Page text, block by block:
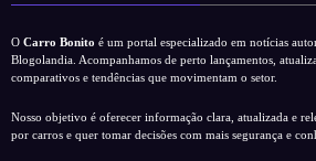
O Carro Bonito é um portal especializado em notícias
Blogolandia. Acompanhamos de perto lançamentos,
comparativos e tendências que movimentam o setor.
Nosso objetivo é oferecer informação clara, atualizada e
por carros e quer tomar decisões com mais segurança e